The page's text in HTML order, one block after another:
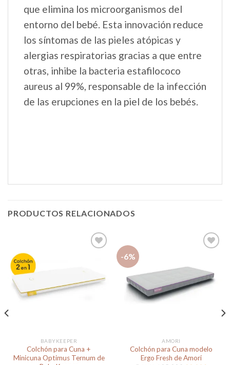
que elimina los microorganismos del
entorno del bebé. Esta innovación reduce
los síntomas de las pieles atópicas y
alergias respiratorias gracias a que entre
otras, inhibe la bacteria estafilococo
aureus al 99%, responsable de la infección
de las erupciones en la piel de los bebés.
PRODUCTOS RELACIONADOS
a la
lista de
BABYKEEPER
Colchón para Cuna +
Minicuna Optimus Ternum de
-6%
Añadir
a la
lista de
AMORI
Colchón para Cuna modelo
Ergo Fresh de Amori